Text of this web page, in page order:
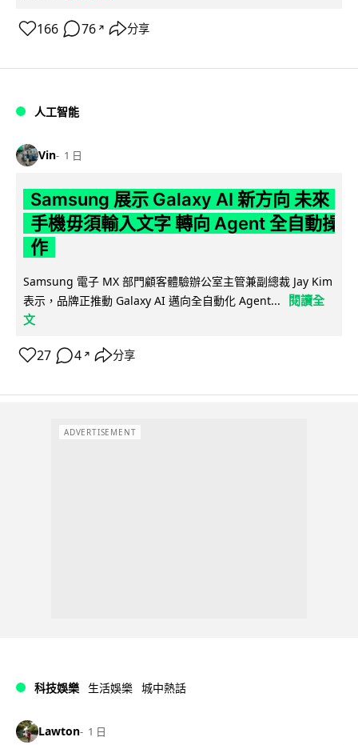
166 76 ↗ 分享
人工智能
Vin 1 日
Samsung 展示 Galaxy AI 新方向 未來
手機毋須輸入文字 轉向 Agent 全自動操
作
Samsung 電子 MX 部門顧客體驗辦公室主管兼副總裁 Jay Kim
表示，品牌正推動 Galaxy AI 邁向全自動化 Agent...
閱讀全
文
27 4 ↗ 分享
ADVERTISEMENT
科技娛樂 生活娛樂 城中熱話
Lawton 1 日